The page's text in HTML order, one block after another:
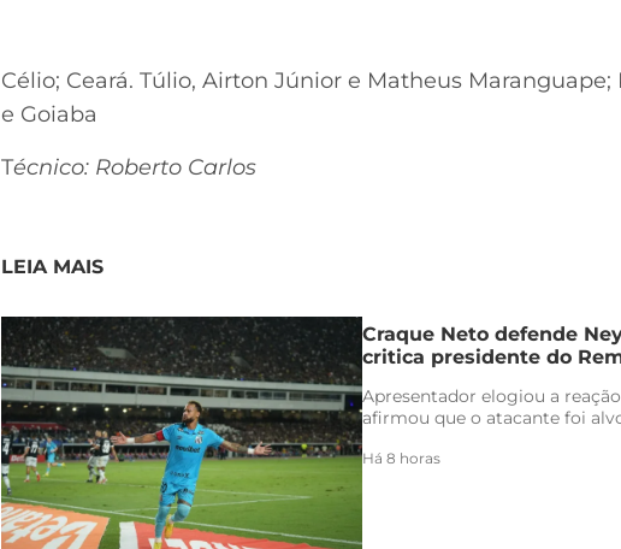
Célio; Ceará. Túlio, Airton Júnior e Matheus
e Goiaba
Técnico: Roberto Carlos
LEIA MAIS
Craque Neto defende
critica presidente do
Apresentador elogiou a
afirmou que o atacante foi
Há 8 horas